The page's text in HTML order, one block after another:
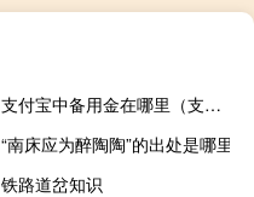
支付宝中备用金在哪里（支付宝备用金在哪里?可以简单介绍一下吗?）
“南床应为醉陶陶”的出处是哪里
铁路道岔知识